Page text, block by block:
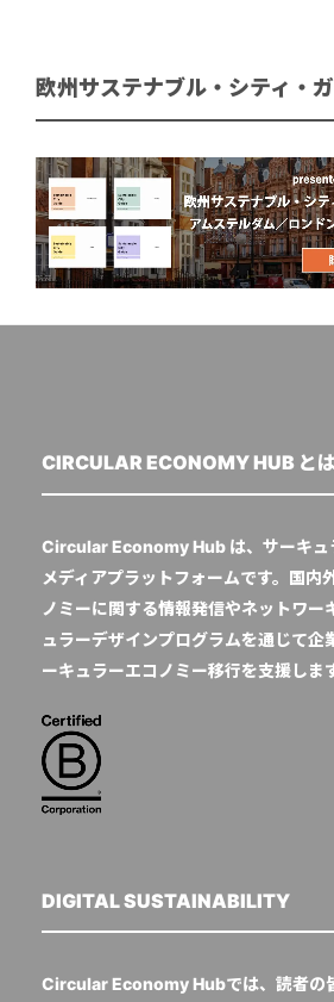
欧州サステナブル・シティ・
CIRCULAR ECONOMY HUB と
Circular Economy Hub は、サーキュ
メディアプラットフォームです。国内
ノミーに関する情報発信やネットワー
ュラーデザインプログラムを通じて企
ーキュラーエコノミー移行を支援します
DIGITAL SUSTAINABILITY
Circular Economy Hubでは、読者の